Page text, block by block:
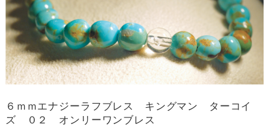
６ｍｍエナジーラフブレス キングマン ターコイ
ズ ０２ オンリーワンブレス